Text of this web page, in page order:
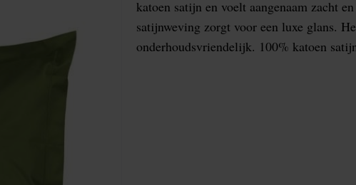
katoen satijn en voelt aangenaam zacht
satijnweving zorgt voor een luxe glans.
onderhoudsvriendelijk. 100% katoen